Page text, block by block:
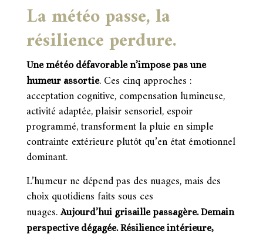
La météo passe, la
résilience perdure.
Une météo défavorable n’impose pas une
humeur assortie.Ces cinq approches :
acceptation cognitive, compensation lumineuse,
activité adaptée, plaisir sensoriel, espoir
programmé, transforment la pluie en simple
contrainte extérieure plutôt qu’en état émotionnel
dominant.
L’humeur ne dépend pas des nuages, mais des
choix quotidiens faits sous ces
nuages.Aujourd’hui grisaille passagère. Demain
perspective dégagée. Résilience intérieure,